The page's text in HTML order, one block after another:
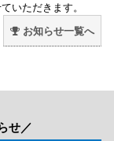
いただきます。
お知らせ一覧へ
せ／